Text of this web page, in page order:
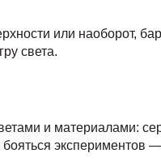
или наоборот,
света.
и материалами:
экспериментов